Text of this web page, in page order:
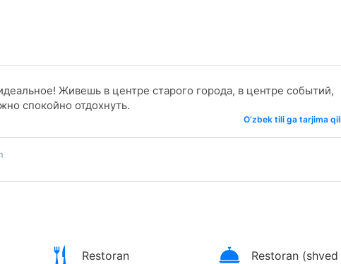
Живешь в центре старого города, в центре событий,
спокойно отдохнуть.
O‘zbek tili ga tarjima
Restoran Restoran